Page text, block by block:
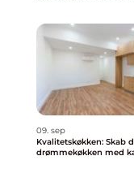
09. sep
Kvalitetskøkken: Skab
drømmekøkken med